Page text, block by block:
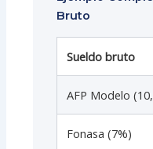
Bruto
Sueldo bruto
AFP Modelo
Fonasa (7%)